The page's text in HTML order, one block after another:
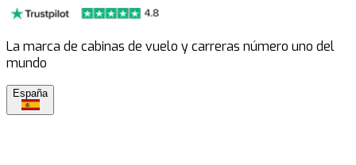
La marca de cabinas de vuelo y carreras número uno del
mundo
España